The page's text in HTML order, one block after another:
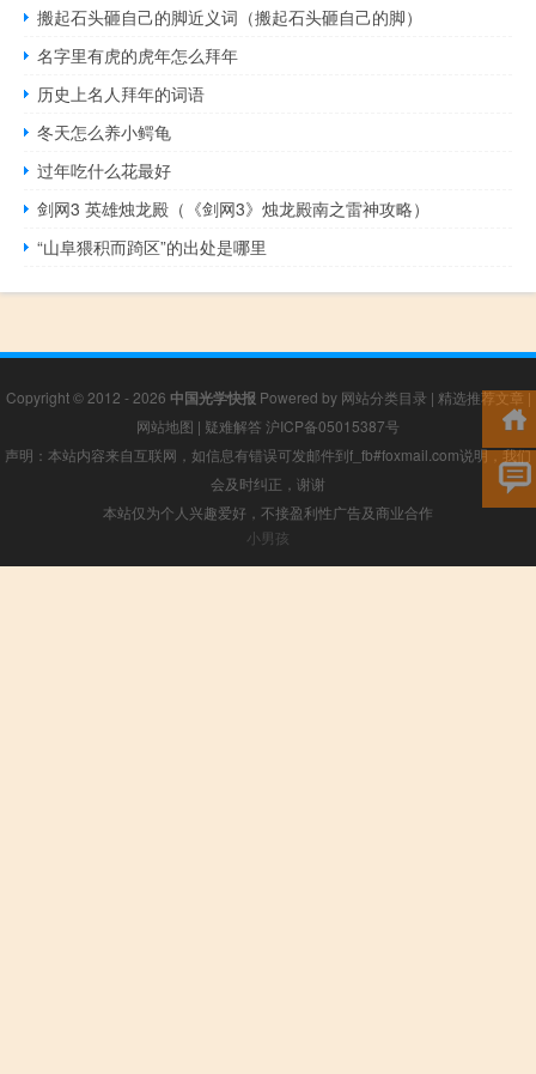
搬起石头砸自己的脚近义词（搬起石头砸自己的脚）
名字里有虎的虎年怎么拜年
历史上名人拜年的词语
冬天怎么养小鳄龟
过年吃什么花最好
剑网3 英雄烛龙殿（《剑网3》烛龙殿南之雷神攻略）
“山阜猥积而踦区”的出处是哪里
Copyright © 2012 - 2026 中国光学快报 Powered by 网站分类目录 | 精选推荐文章|
网站地图 | 疑难解答 沪ICP备05015387号
声明：本站内容来自互联网，如信息有错误可发邮件到f_fb#foxmail.com说明，我们
会及时纠正，谢谢
本站仅为个人兴趣爱好，不接盈利性广告及商业合作
小男孩